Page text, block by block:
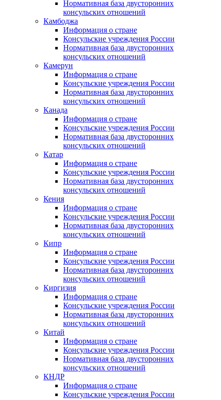
Нормативная база двусторонних
консульских отношений
Камбоджа
Информация о стране
Консульские учреждения России
Нормативная база двусторонних
консульских отношений
Камерун
Информация о стране
Консульские учреждения России
Нормативная база двусторонних
консульских отношений
Канада
Информация о стране
Консульские учреждения России
Нормативная база двусторонних
консульских отношений
Катар
Информация о стране
Консульские учреждения России
Нормативная база двусторонних
консульских отношений
Кения
Информация о стране
Консульские учреждения России
Нормативная база двусторонних
консульских отношений
Кипр
Информация о стране
Консульские учреждения России
Нормативная база двусторонних
консульских отношений
Киргизия
Информация о стране
Консульские учреждения России
Нормативная база двусторонних
консульских отношений
Китай
Информация о стране
Консульские учреждения России
Нормативная база двусторонних
консульских отношений
КНДР
Информация о стране
Консульские учреждения России